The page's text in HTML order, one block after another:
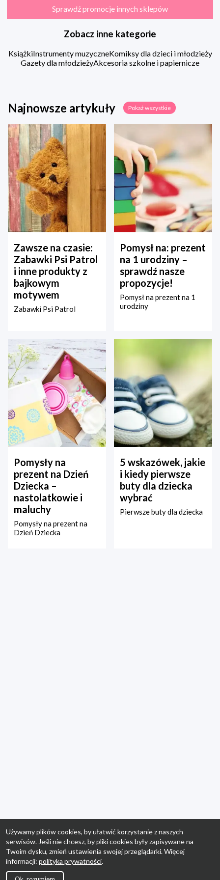
Sprawdź promocje innych sklepów
Zobacz inne kategorie
KsiążkiInstrumenty muzyczneKomiksy dla dzieci i młodzieży
Gazety dla młodzieżyAkcesoria szkolne i papiernicze
Najnowsze artykuły Pokaż wszystkie
Zawsze na czasie:
Zabawki Psi Patrol
i inne produkty z
bajkowym
motywem
Zabawki Psi Patrol
Pomysł na: prezent
na 1 urodziny –
sprawdź nasze
propozycje!
Pomysł na prezent na 1
urodziny
Pomysły na
prezent na Dzień
Dziecka –
nastolatkowie i
maluchy
Pomysły na prezent na
Dzień Dziecka
5 wskazówek, jakie
i kiedy pierwsze
buty dla dziecka
wybrać
Pierwsze buty dla dziecka
Używamy plików cookies, by ułatwić korzystanie z naszych
serwisów. Jeśli nie chcesz, by pliki cookies były zapisywane na
Twoim dysku, zmień ustawienia swojej przeglądarki. Więcej
informacji: polityka prywatności.